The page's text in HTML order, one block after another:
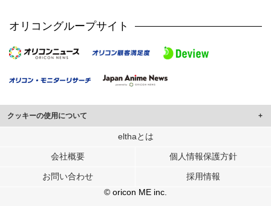
オリコングループサイト
クッキーの使用について
このサイトでは Cookie を使用して、ユーザーに合わせたコンテンツや広告の
行っています。
メディアや広告配信、データ解析の各パートナーに提供しています。
各パートナーは、この情報とユーザーが各パートナーに提供した他の情報や、
ユーザーが各パートナーのサービスを使用したときに収集した他の情報を組み
elthaとは
会社概要 個人情報保護方針
お問い合わせ
採用情報
© oricon ME inc.